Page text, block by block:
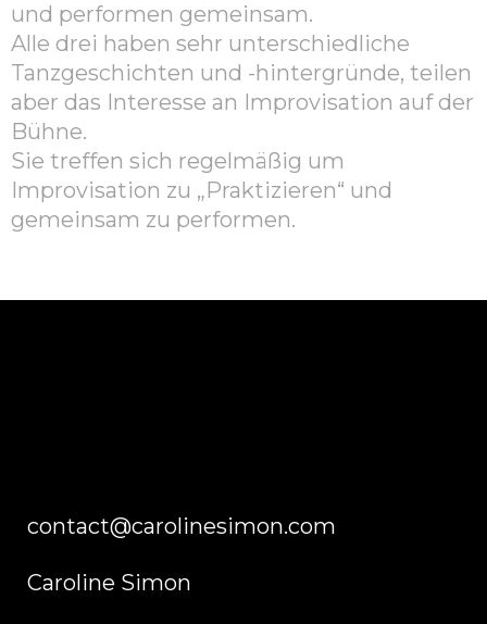
und performen gemeinsam.
Alle drei haben sehr unterschiedliche
Tanzgeschichten und -hintergründe, teilen
aber das Interesse an Improvisation auf der
Bühne.
Sie treffen sich regelmäßig um
Improvisation zu „Praktizieren“ und
gemeinsam zu performen.
contact@carolinesimon.com
Caroline Simon